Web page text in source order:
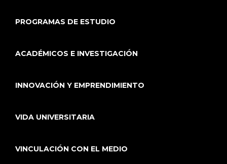
PROGRAMAS DE ESTUDIO
ACADÉMICOS E INVESTIGACIÓN
INNOVACIÓN Y EMPRENDIMIENTO
VIDA UNIVERSITARIA
VINCULACIÓN CON EL MEDIO